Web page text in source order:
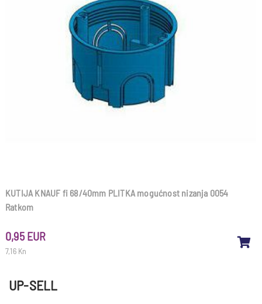
KUTIJA KNAUF fi 68/40mm PLITKA mogućnost nizanja 0054
Ratkom
7,16 Kn
0,95 EUR
UP-SELL